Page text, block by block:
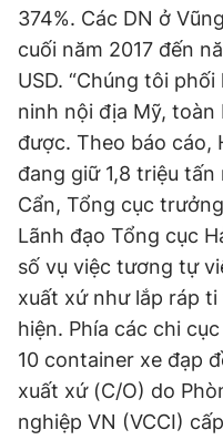
Giấy phép xuất bản số
© 2003-2026 Bản quyền
chép dưới mọi hình thức
bản. Phát triển bởi ePi
374%. Các DN ở
cuối năm 2017 đến
USD. “Chúng tôi
ninh nội địa Mỹ,
được. Theo báo cáo,
đang giữ 1,8 triệu tấn
Cẩn, Tổng cục
Lãnh đạo Tổng cục
số vụ việc tương tự
xuất xứ như lắp ráp
hiện. Phía các chi
10 container xe đạp
xuất xứ (C/O) do
nghiệp VN (VCCI)